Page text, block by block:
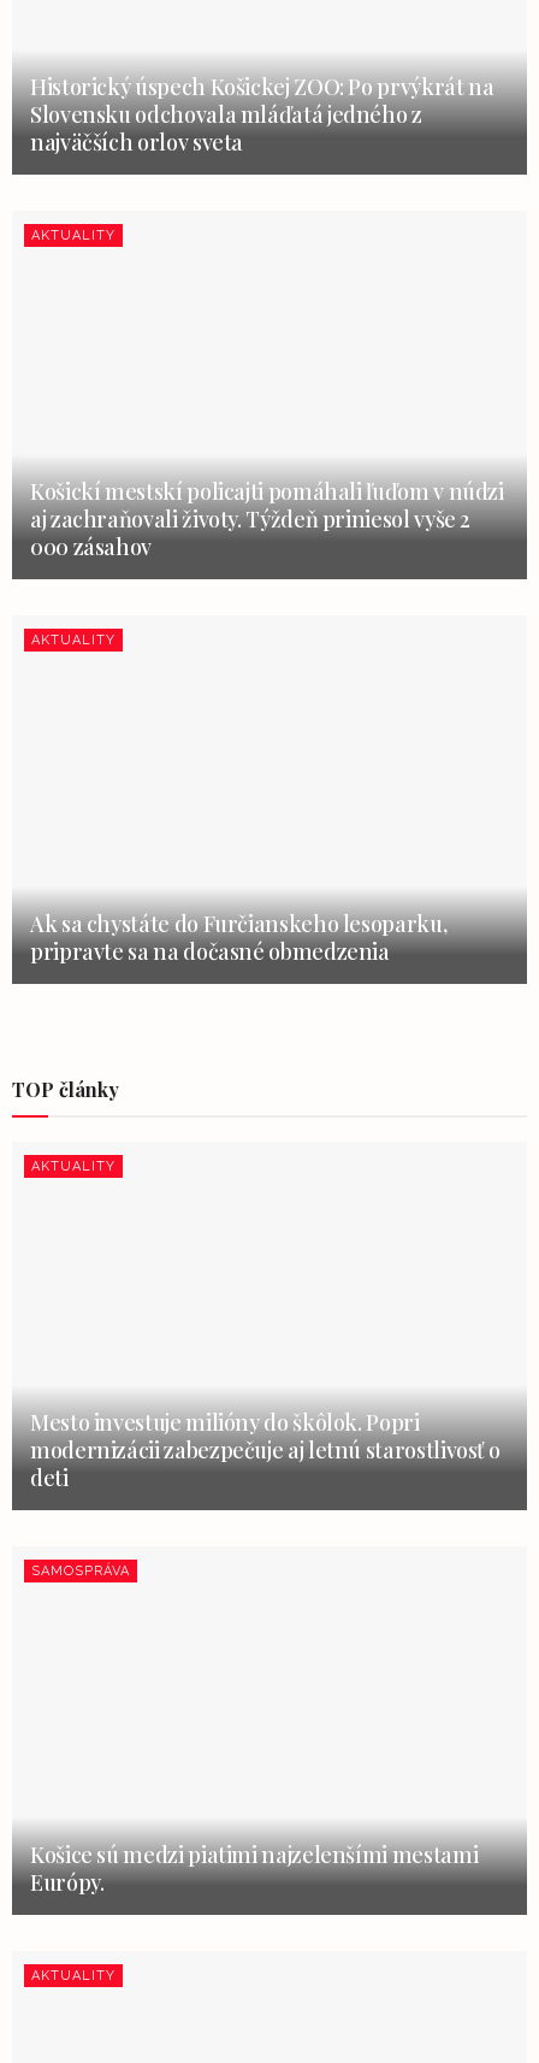
Historický úspech Košickej ZOO: Po prvýkrát na
Slovensku odchovala mláďatá jedného z
najväčších orlov sveta
AKTUALITY
Košickí mestskí policajti pomáhali ľuďom v núdzi
aj zachraňovali životy. Týždeň priniesol vyše 2
000 zásahov
AKTUALITY
Ak sa chystáte do Furčianskeho lesoparku,
pripravte sa na dočasné obmedzenia
TOP články
AKTUALITY
Mesto investuje milióny do škôlok. Popri
modernizácii zabezpečuje aj letnú starostlivosť o
deti
SAMOSPRÁVA
Košice sú medzi piatimi najzelenšími mestami
Európy.
AKTUALITY